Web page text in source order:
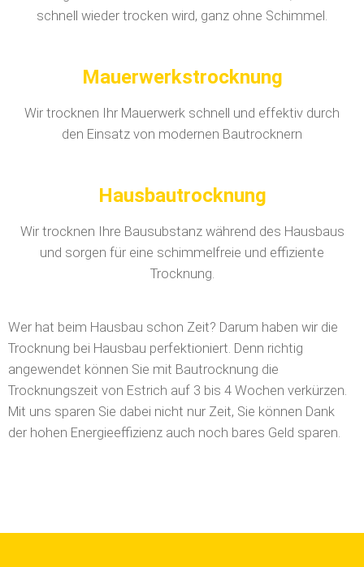
schnell wieder trocken wird, ganz ohne Schimmel.
Mauerwerkstrocknung
Wir trocknen Ihr Mauerwerk schnell und effektiv durch
den Einsatz von modernen Bautrocknern
Hausbautrocknung
Wir trocknen Ihre Bausubstanz während des Hausbaus
und sorgen für eine schimmelfreie und effiziente
Trocknung.
Wer hat beim Hausbau schon Zeit? Darum haben wir die
Trocknung bei Hausbau perfektioniert. Denn richtig
angewendet können Sie mit Bautrocknung die
Trocknungszeit von Estrich auf 3 bis 4 Wochen verkürzen.
Mit uns sparen Sie dabei nicht nur Zeit, Sie können Dank
der hohen Energieeffizienz auch noch bares Geld sparen.